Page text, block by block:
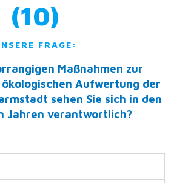
(10)
FRAGE:
Maßnahmen zur
Aufwertung der
sehen Sie sich in den
Jahren verantwortlich?